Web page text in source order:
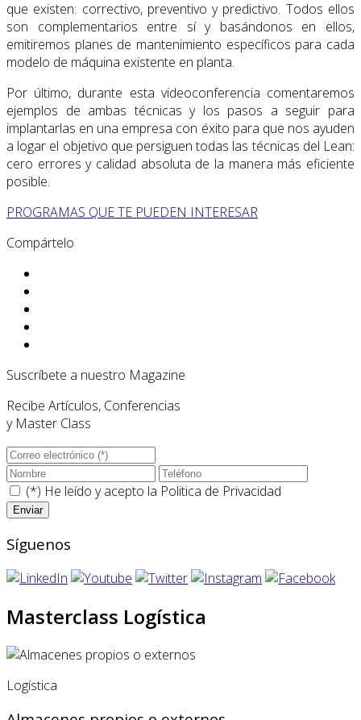
que existen: correctivo, preventivo y predictivo. Todos ellos
son complementarios entre sí y basándonos en ellos,
emitiremos planes de mantenimiento específicos para cada
modelo de máquina existente en planta.
Por último, durante esta videoconferencia comentaremos
ejemplos de ambas técnicas y los pasos a seguir para
implantarlas en una empresa con éxito para que nos ayuden
a logar el objetivo que persiguen todas las técnicas del Lean:
cero errores y calidad absoluta de la manera más eficiente
posible.
PROGRAMAS QUE TE PUEDEN INTERESAR
Compártelo
Suscríbete a nuestro Magazine
Recibe Artículos, Conferencias
y Master Class
(*) He leído y acepto la Politica de Privacidad
Síguenos
Masterclass Logística
Logística